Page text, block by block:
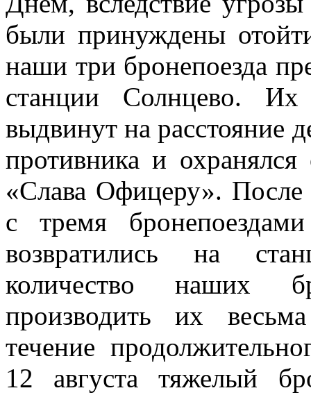
были принуждены
наши три бронепоезда
станции Солнцево.
выдвинут на расстояние
противника и охранялся
«Слава Офицеру». После
с тремя
возвратились на
количество наших
производить их
течение
12 августа тяжелый